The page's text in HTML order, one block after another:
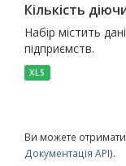
Кількість
Набір містить
підприємств.
XLS
Ви можете
Документація API).